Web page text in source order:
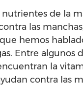
nutrientes de la
las
hemos
Entre algunos
la
contra las